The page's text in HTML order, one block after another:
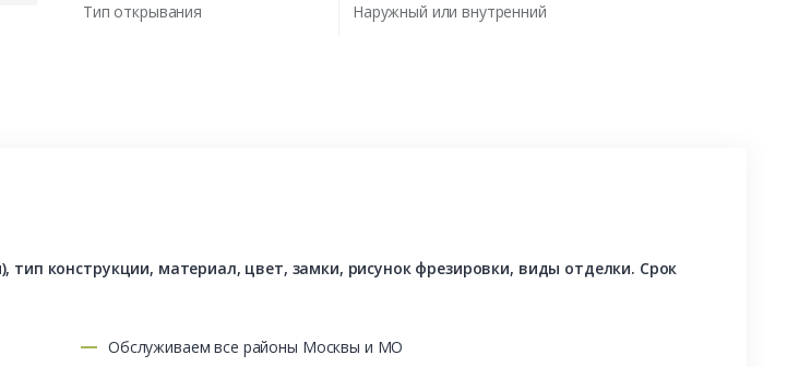
Тип открывания Наружный или внутренний
конструкции, материал, цвет, замки, рисунок фрезировки, виды отделки. Срок
Обслуживаем все районы Москвы и МО